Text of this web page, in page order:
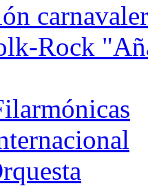
Rock